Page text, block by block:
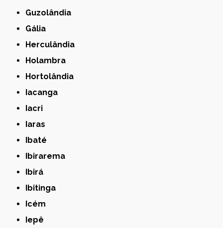
Guzolândia
Gália
Herculândia
Holambra
Hortolândia
Iacanga
Iacri
Iaras
Ibaté
Ibirarema
Ibirá
Ibitinga
Icém
Iepê